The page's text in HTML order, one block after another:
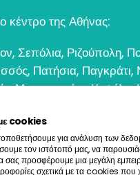
κέντρο της Αθήνας:
, Σεπόλια, Ριζούπολη,
, Πατήσια, Παγκράτι,
,Μοναστηράκι,Κυψέλη,
cookies
για ανάλυση των
τον ιστότοπό μας, να
σας προσφέρουμε μια μεγάλη
σχετικά με τα cookies που